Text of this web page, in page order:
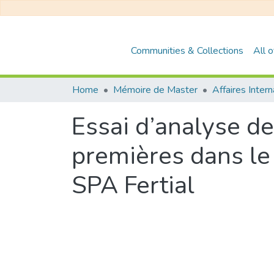
Communities & Collections All
Home Mémoire de Master Affaires
Essai d’analyse
premières dans
SPA Fertial